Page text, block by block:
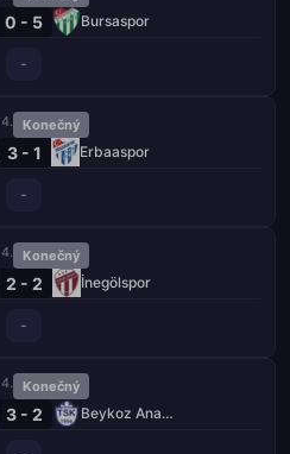
0 - 5 Bursaspor
-
Konečný
3 - 1 Erbaaspor
-
Konečný
2 - 2 İnegölspor
-
Konečný
3 - 2 Beykoz Anadolu